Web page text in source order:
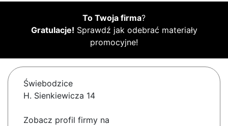
To Twoja firma?
Gratulacje! Sprawdź jak odebrać materiały
promocyjne!
Świebodzice
H. Sienkiewicza 14
Zobacz profil firmy na